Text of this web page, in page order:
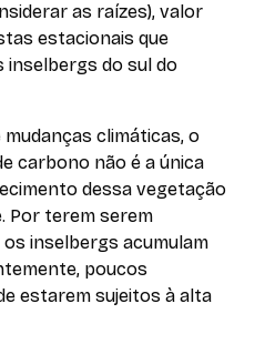
as raízes), valor
estacionais que
inselbergs do sul do
climáticas, o
carbono não é a única
dessa vegetação
Por terem serem
os inselbergs acumulam
poucos
estarem sujeitos à alta